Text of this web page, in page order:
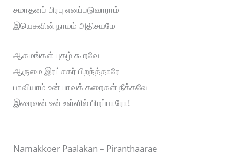
சமாதனப் பிரபு எனப்படுவாராம்
இயெசுவின் நாமம் அதிசயமே
ஆகமங்கள் புகழ் கூறவே
ஆருமை இரட்சகர் பிறந்த்தாரே
பாவியாம் உன் பாவக் கறைகள் நீக்கவே
இறைவன் உன் உள்ளில் பிறப்பாரோ!
Namakkoer Paalakan – Piranthaarae